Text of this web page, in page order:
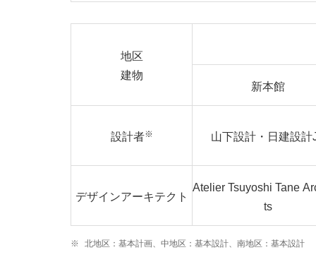
地区
建物
新本館
設計者※ 山下設計・日建設計
デザインアーキテクト
Atelier Tsuyoshi Tane
ts
※ 北地区：基本計画、中地区：基本設計、南地区：基本設計